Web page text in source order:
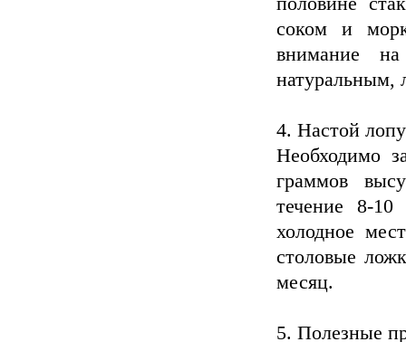
соком и
внимание
натуральным,
4. Настой
Необходимо
граммов
течение 8-
холодное
столовые
месяц.
5. Полезные